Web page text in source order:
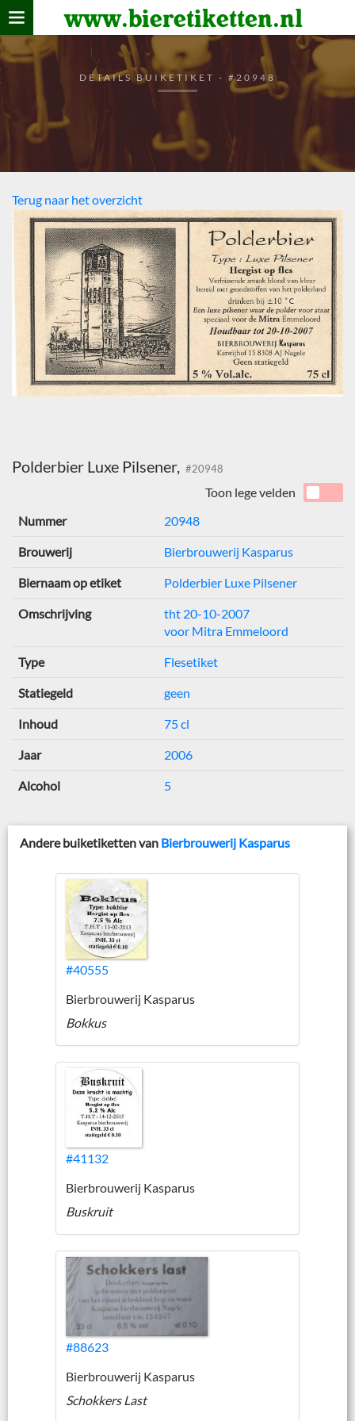
www.bieretiketten.nl
Home
verzamelen
De bierkaart
Bezoekers
DETAILS BUIKETIKET - #20948
Terug naar het overzicht
Polderbier Luxe Pilsener, #20948
Toon lege velden
Nummer
20948
Brouwerij Bierbrouwerij Kasparus
Biernaam op etiket Polderbier Luxe Pilsener
Omschrijving
tht 20-10-2007
voor Mitra Emmeloord
Type Flesetiket
Statiegeld geen
Inhoud 75 cl
Jaar 2006
Alcohol 5
Andere buiketiketten van Bierbrouwerij Kasparus
#40555
Bierbrouwerij Kasparus
Bokkus
#41132
Bierbrouwerij Kasparus
Buskruit
#88623
Bierbrouwerij Kasparus
Schokkers Last